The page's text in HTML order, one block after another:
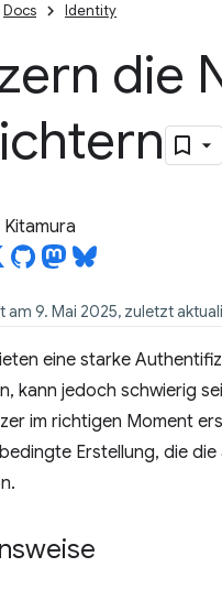
Docs Identity
die
Kitamura
am 9. Mai 2025, zuletzt
eine starke
kann jedoch schwierig
im richtigen Moment
Erstellung, die